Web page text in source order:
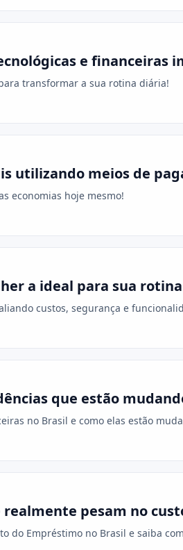
e financeiras
transformar a sua rotina diária!
utilizando meios de
economias hoje mesmo!
a ideal para sua
custos, segurança e
que estão
no Brasil e como elas estão
pesam no
do Empréstimo no Brasil e saiba